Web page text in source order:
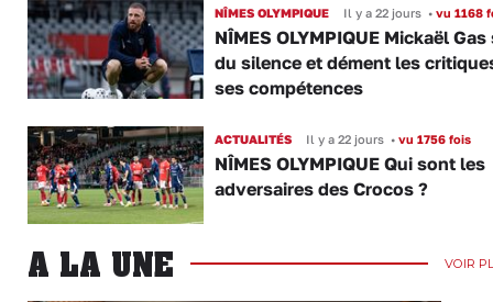
NÎMES OLYMPIQUE Il y a 22 jours •vu 1168
NÎMES OLYMPIQUE Mickaël
du silence et dément les
ses compétences
ACTUALITÉS Il y a 22 jours •vu 1756 fois
NÎMES OLYMPIQUE Qui sont les
adversaires des Crocos ?
A LA UNE VOIR